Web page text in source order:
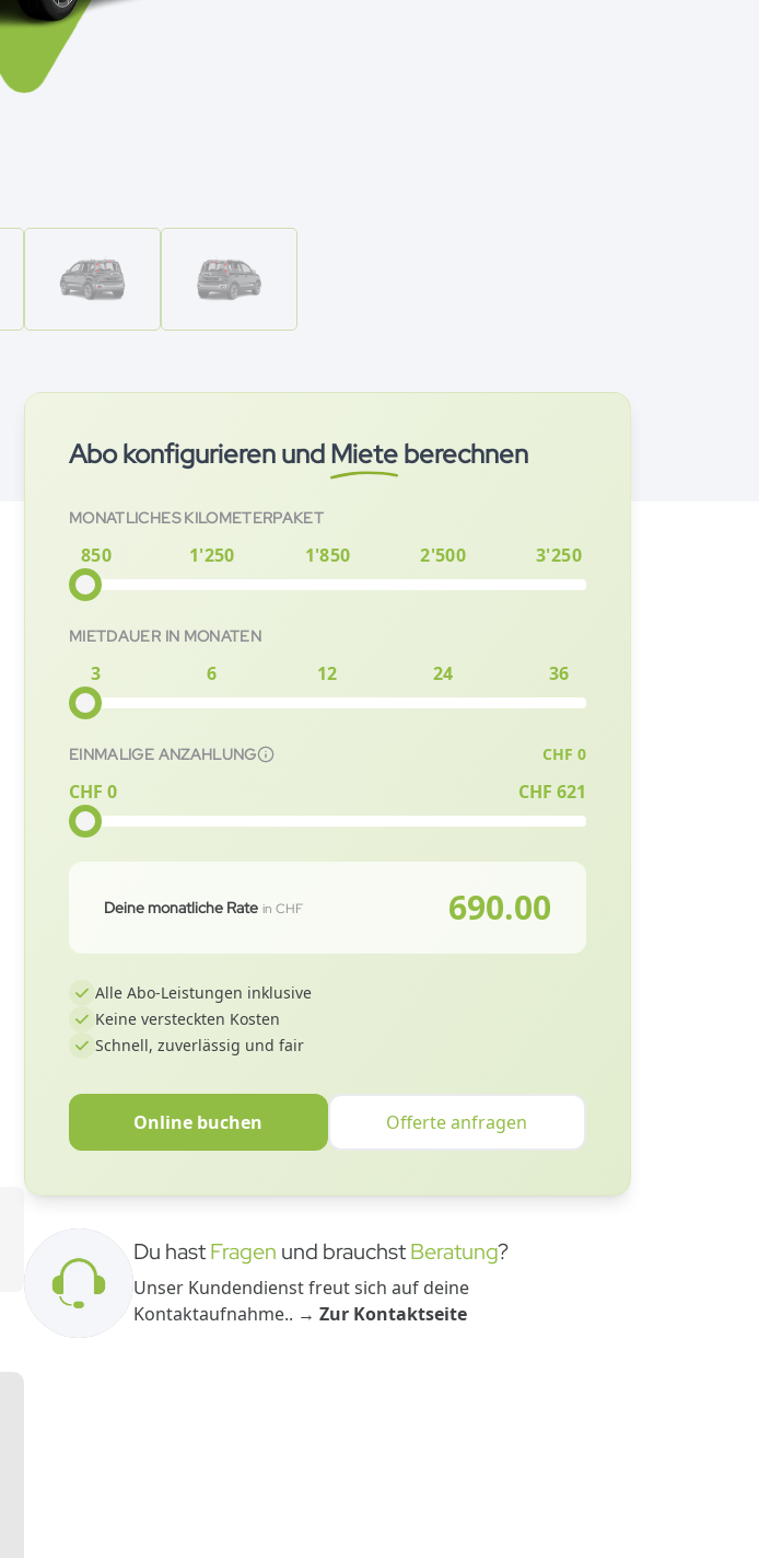
Abo konfigurieren undMieteberechnen
MONATLICHES KILOMETERPAKET
850 1'250 1'850 2'500 3'250
MIETDAUER IN MONATEN
3 6 12 24 36
EINMALIGE ANZAHLUNG CHF 0
CHF 0 CHF 621
Deine monatliche Rate in CHF 690.00
Alle Abo-Leistungen inklusive
Keine versteckten Kosten
Schnell, zuverlässig und fair
Online buchen Offerte anfragen
Du hastFragen und brauchstBeratung?
Unser Kundendienst freut sich auf deine
Kontaktaufnahme.. → Zur Kontaktseite